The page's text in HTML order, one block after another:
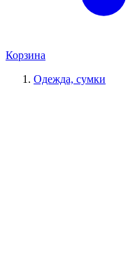
Корзина
Одежда, сумки